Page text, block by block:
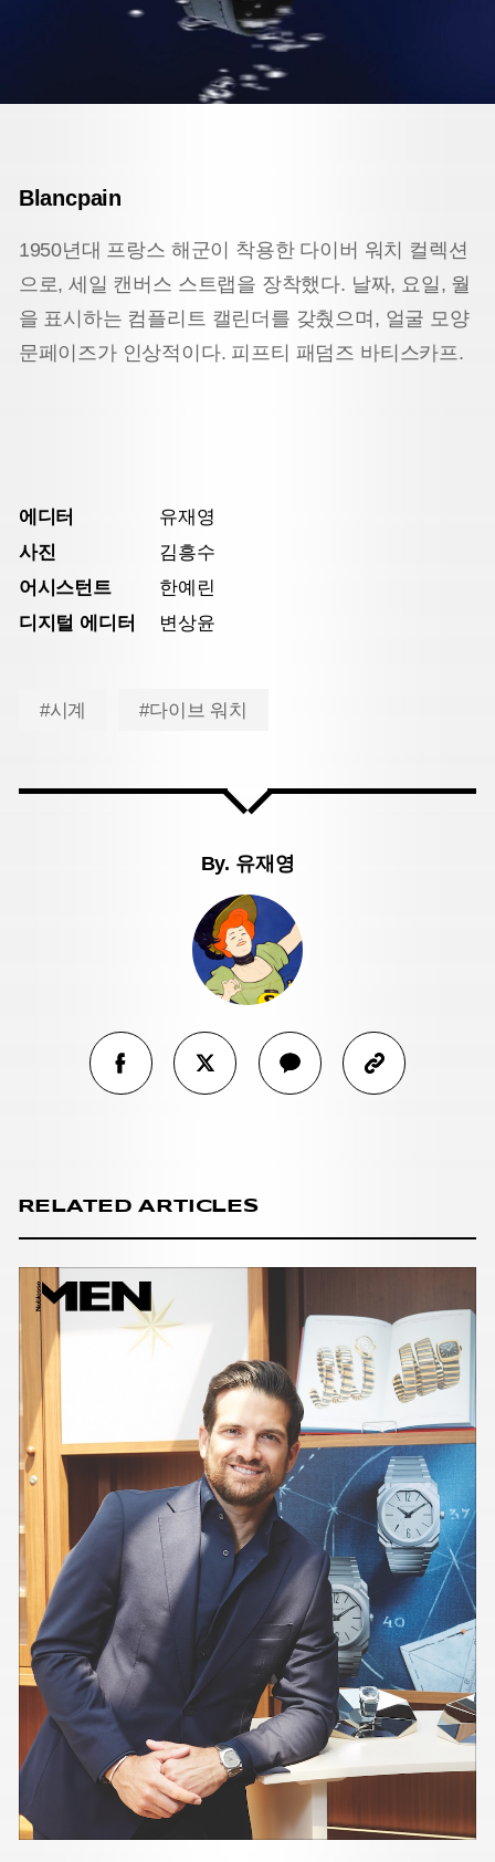
Blancpain
1950년대 프랑스 해군이 착용한 다이버 워치 컬렉션
으로, 세일 캔버스 스트랩을 장착했다. 날짜, 요일, 월
을 표시하는 컴플리트 캘린더를 갖췄으며, 얼굴 모양
문페이즈가 인상적이다. 피프티 패덤즈 바티스카프.
에디터
유재영
사진
김흥수
어시스턴트
한예린
디지털 에디터
변상윤
#시계 #다이브 워치
By. 유재영
RELATED ARTICLES